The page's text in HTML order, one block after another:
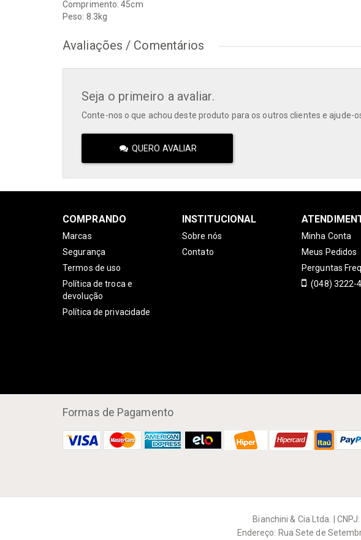
Comprimento: 45cm
Peso: 8.3kg
Avaliações / Comentários
Seja o primeiro a avaliar.
Conte-nos o que achou deste produto para os outros clientes e ajude-
QUERO AVALIAR
COMPRANDO
Marcas
Segurança
Termos de uso
Política de troca e
devolução
Política de privacidade
INSTITUCIONAL
Sobre nós
Contato
Minha Conta
Meus Pedidos
Perguntas
(048) 3222-
Formas de Pagamento
Bianchini & Cia Ltda. |
Endereço: Rua Sete de